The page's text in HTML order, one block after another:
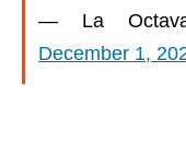
— La Octava
December 1,